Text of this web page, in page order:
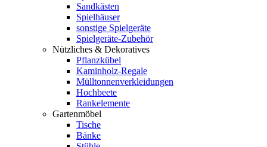
Sandkästen
Spielhäuser
sonstige Spielgeräte
Spielgeräte-Zubehör
Nützliches & Dekoratives
Pflanzkübel
Kaminholz-Regale
Mülltonnenverkleidungen
Hochbeete
Rankelemente
Gartenmöbel
Tische
Bänke